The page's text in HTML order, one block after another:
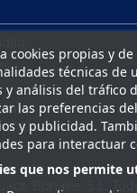
cookies propias y
técnicas de
y análisis del tráfico
las preferencias
y publicidad.
para interactuar
que nos permite